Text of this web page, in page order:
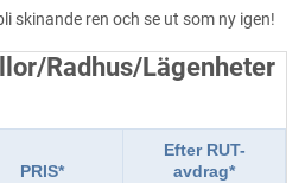
skinande ren och se ut som ny igen!
Radhus/Lägenheter
PRIS*
Efter RUT-
avdrag*